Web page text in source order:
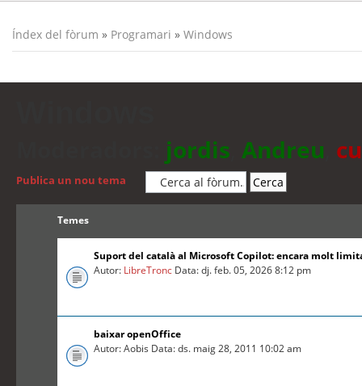
Índex del fòrum » Programari » Windows
jordis Andreu
Publica un nou tema
Temes
Suport del català al Microsoft Copilot: encara molt
Autor: LibreTronc Data: dj. feb. 05, 2026 8:12 pm
baixar openOffice
Autor: Aobis Data: ds. maig 28, 2011 10:02 am